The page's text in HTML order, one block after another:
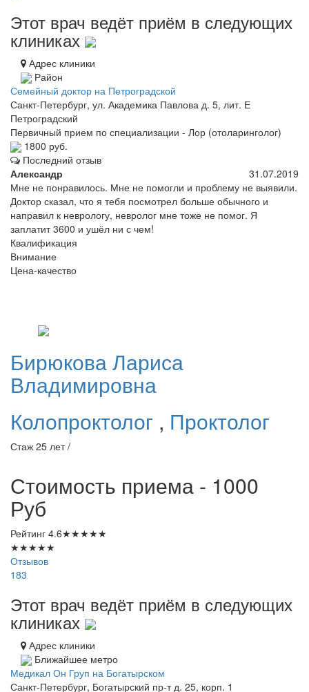
Этот врач ведёт приём в следующих
клиниках
Адрес клиники
Район
Семейный доктор на Петроградской
Санкт-Петербург, ул. Академика Павлова д. 5, лит. Е
Петроградский
Первичный прием по специализации - Лор (отоларинголог)
1800 руб.
Последний отзыв
Александр
31.07.2019
Мне не понравилось. Мне не помогли и проблему не выявили.
Доктор сказал, что я тебя посмотрел больше обычного и
направил к неврологу, невролог мне тоже не помог. Я
заплатит 3600 и ушёл ни с чем!
Квалификация
Внимание
Цена-качество
БирюковаЛариса
Владимировна
Колопроктолог , Проктолог
Стаж 25 лет /
Стоимость приема - 1000
Руб
Рейтинг 4.6★★★★★
★★★★★
Отзывов
183
Этот врач ведёт приём в следующих
клиниках
Адрес клиники
Ближайшее метро
Медикал Он Груп на Богатырском
Санкт-Петербург, Богатырский пр-т д. 25, корп. 1